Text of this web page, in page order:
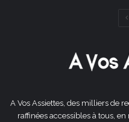
A Vos Assiettes, des milliers de
raffinées accessibles à tous,